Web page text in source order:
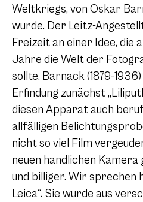
Weltkriegs, von Oskar
wurde. Der Leitz-
Freizeit an einer Idee, die
Jahre die Welt der
sollte. Barnack (1879-
Erfindung zunächst
diesen Apparat auch
allfälligen
nicht so viel Film
neuen handlichen Kamera
und billiger. Wir sprechen
Leica“. Sie wurde aus